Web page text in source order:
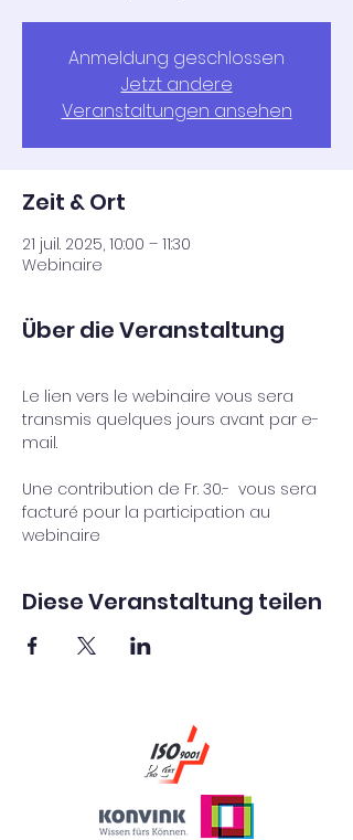
Anmeldung geschlossen
Jetzt andere
Veranstaltungen ansehen
Zeit & Ort
21 juil. 2025, 10:00 – 11:30
Webinaire
Über die Veranstaltung
Le lien vers le webinaire vous sera
transmis quelques jours avant par e-
mail.
Une contribution de Fr. 30.-  vous sera
facturé pour la participation au
webinaire
Diese Veranstaltung teilen